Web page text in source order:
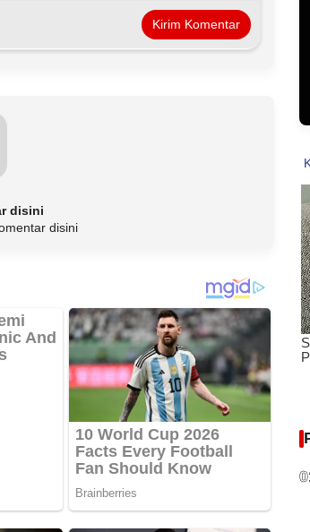
disini
disini